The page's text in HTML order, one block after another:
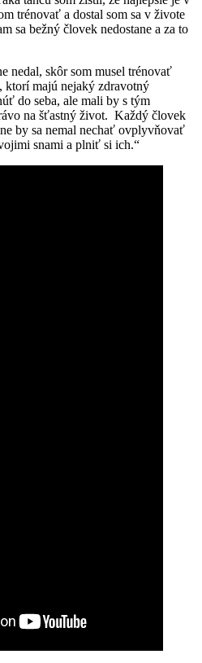
trénovať a dostal som sa v živote
sa bežný človek nedostane a za to
nedal, skôr som musel trénovať
ktorí majú nejaký zdravotný
do seba, ale mali by s tým
na šťastný život. Každý človek
by sa nemal nechať ovplyvňovať
snami a plniť si ich.“